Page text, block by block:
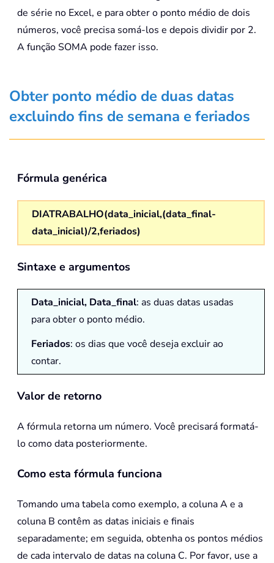
de série no Excel, e para obter o ponto médio de dois
números, você precisa somá-los e depois dividir por 2.
A função SOMA pode fazer isso.
Obter ponto médio de duas datas
excluindo fins de semana e feriados
Fórmula genérica
DIATRABALHO(data_inicial,(data_final-
data_inicial)/2,feriados)
Sintaxe e argumentos
Data_inicial, Data_final: as duas datas usadas
para obter o ponto médio.
Feriados: os dias que você deseja excluir ao
contar.
Valor de retorno
A fórmula retorna um número. Você precisará formatá-
lo como data posteriormente.
Como esta fórmula funciona
Tomando uma tabela como exemplo, a coluna A e a
coluna B contêm as datas iniciais e finais
separadamente; em seguida, obtenha os pontos médios
de cada intervalo de datas na coluna C. Por favor, use a